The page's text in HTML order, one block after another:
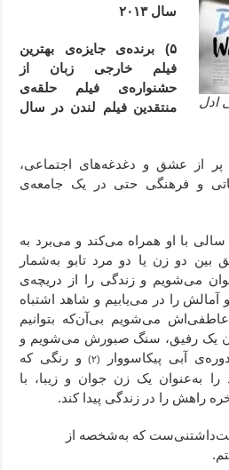
ادل
سال ۲۰۱۳
۵) برنده‌ی جایزه‌ی بهترین
فیلم خارجی زبان از
حشنواره‌ی فیلم حلقه‌ی
منتقدین فیلم لندن در سال
پر از عشق و دغدغه‌های اجتماعی،
و فرهنگی حتی در یک جامعه‌ی
سالی با او همراه می‌کند و می‌برد به
دو زن یا دو مرد تابو به‌شمار
می‌شویم و زندگی را از دریچه‌ی
را در می‌یابیم و شاهد اشتباه
می‌شویم بی‌آن‌که بتوانیم
یک رفیق، سنگ صبورش می‌شویم و
آبی پیکاسووار
(۲)
و رنگی که
را به‌عنوان یک زن جوان و زیبا، با
راهش را در زندگی پیدا کند.
که به‌شخصه از